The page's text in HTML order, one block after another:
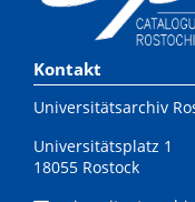
Kontakt
Universitätsarchiv
Universitätsplatz 1
18055 Rostock